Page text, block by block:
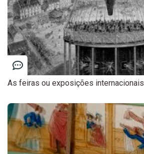
As feiras ou exposições internacionais